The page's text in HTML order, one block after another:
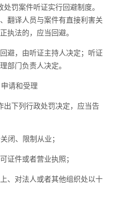
罚案件听证实行回避制度。
翻译人员与案件有直接利害关
执法的，应当回避。
避，由听证主持人决定；听证
部门负责人决定。
请和受理
下列行政处罚决定，应当告
闭、限制从业；
证件或者营业执照；
、对法人或者其他组织处以十